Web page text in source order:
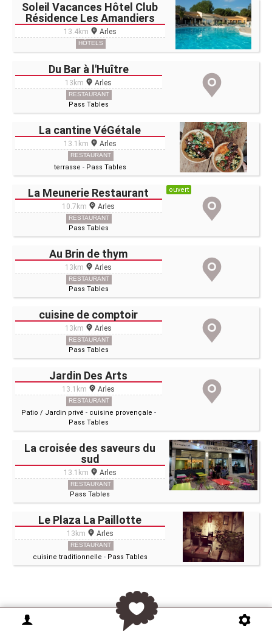
Soleil Vacances Hôtel Club
Résidence Les Amandiers
13.4km Arles
HÔTELS
Du Bar à l'Huître
13km Arles
RESTAURANT
Pass Tables
La cantine VéGétale
13.1km Arles
RESTAURANT
terrasse - Pass Tables
La Meunerie Restaurant
10.7km Arles
RESTAURANT
Pass Tables
ouvert
Au Brin de thym
13km Arles
RESTAURANT
Pass Tables
cuisine de comptoir
13km Arles
RESTAURANT
Pass Tables
Jardin Des Arts
13.1km Arles
RESTAURANT
Patio / Jardin privé - cuisine provençale -
Pass Tables
La croisée des saveurs du
sud
13.1km Arles
RESTAURANT
Pass Tables
Le Plaza La Paillotte
13km Arles
RESTAURANT
cuisine traditionnelle - Pass Tables